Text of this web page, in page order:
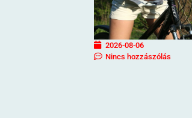
2026-08-06
Nincs hozzászólás